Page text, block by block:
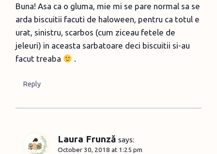
Buna! Asa ca o gluma, mie mi se pare normal sa se
arda biscuitii facuti de haloween, pentru ca totul e
urat, sinistru, scarbos (cum ziceau fetele de
jeleuri) in aceasta sarbatoare deci biscuitii si-au
facut treaba
.
Reply
Laura Frunză says:
October 30, 2018 at 1:25 pm